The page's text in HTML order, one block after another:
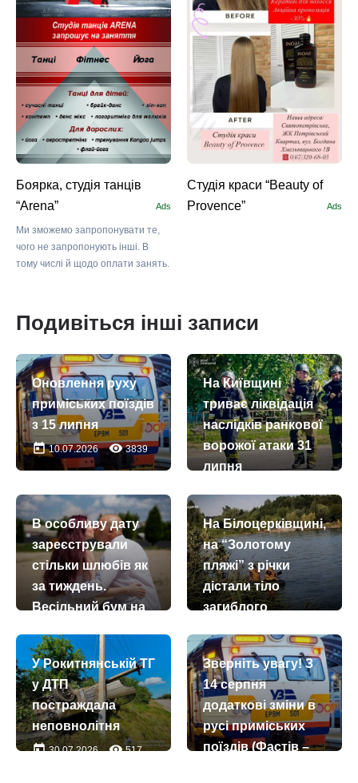
Боярка, студія танців
“Arena”
Ads
Ми зможемо запропонувати те,
чого не запропонують інші. В
тому числі й щодо оплати занять.
Студія краси “Beauty of
Provence”
Ads
Подивіться інші записи
Оновлення руху
приміських поїздів
з 15 липня
today10.07.2026 remove_red_eye3839
На Київщині
триває ліквідація
наслідків ранкової
ворожої атаки 31
липня
В особливу дату
зареєстрували
стільки шлюбів як
за тиждень.
Весільний бум на
today09.07.2026
На Білоцерківщині,
на “Золотому
пляжі” з річки
дістали тіло
загиблого
У Рокитнянській ТГ
у ДТП
постраждала
неповнолітня
today30.07.2026 remove_red_eye517
Зверніть увагу! З
14 серпня
додаткові зміни в
русі приміських
поїздів (Фастів –